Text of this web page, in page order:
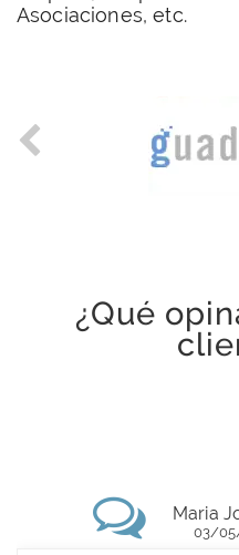
Asociaciones, etc.
¿Qué
Maria
03/